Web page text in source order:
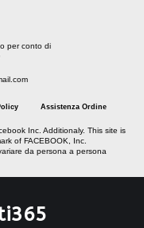
per conto di
Assistenza Ordine
Inc. Additionaly. This site is
of FACEBOOK, Inc.
da persona a persona